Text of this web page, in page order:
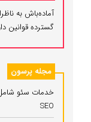
آماده‌باش به
گسترده قوانین
مجله پرسون
خدمات سئو
SEO